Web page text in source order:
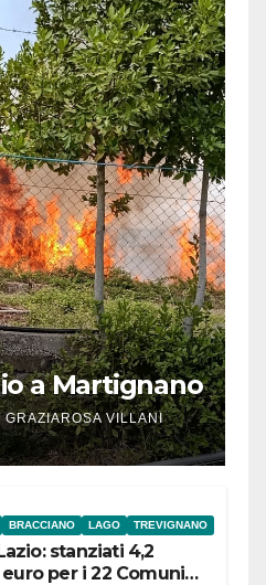
a Martignano
GRAZIAROSA VILLANI
BRACCIANO LAGO TREVIGNANO
stanziati 4,2
per i 22 Comuni